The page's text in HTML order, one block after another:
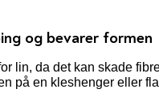
og bevarer formen
lin, da det kan skade
på en kleshenger eller